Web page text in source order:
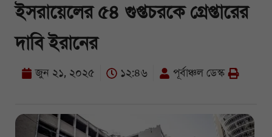
ইসরায়েলের ৫৪ গুপ্তচরকে গ্রেপ্তারের
দাবি ইরানের
জুন ২১, ২০২৫ ১২:৪৬ পূর্বাঞ্চল ডেস্ক